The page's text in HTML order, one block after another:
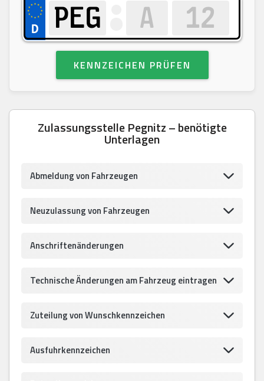
KENNZEICHEN PRÜFEN
Zulassungsstelle Pegnitz – benötigte
Unterlagen
Abmeldung von Fahrzeugen
Neuzulassung von Fahrzeugen
Anschriftenänderungen
Technische Änderungen am Fahrzeug eintragen
Zuteilung von Wunschkennzeichen
Ausfuhrkennzeichen